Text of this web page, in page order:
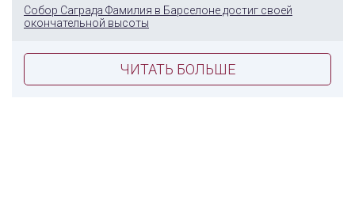
Собор Саграда Фамилия в Барселоне достиг своей
окончательной высоты
ЧИТАТЬ БОЛЬШЕ